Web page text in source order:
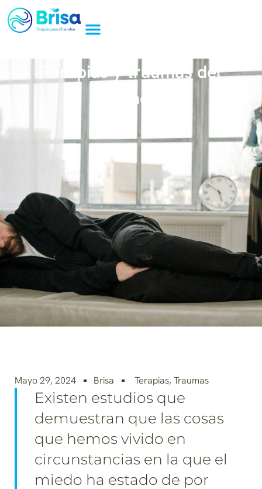
Terapias y traumas del
pasado
Mayo 29, 2024 Brisa Terapias, Traumas
Existen estudios que
demuestran que las cosas
que hemos vivido en
circunstancias en la que el
miedo ha estado de por